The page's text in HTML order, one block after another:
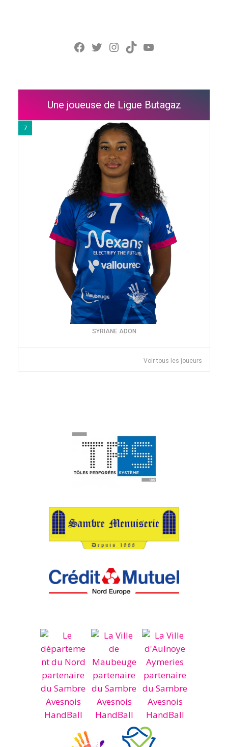
Facebook
Twitter
Instagram
TikTokYouTube
Une joueuse de Ligue Butagaz
7
SYRIANE ADON
Voir tous les joueurs